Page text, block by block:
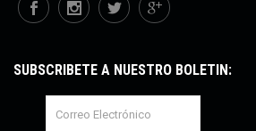
SUBSCRÍBETE A NUESTRO BOLETÍN: